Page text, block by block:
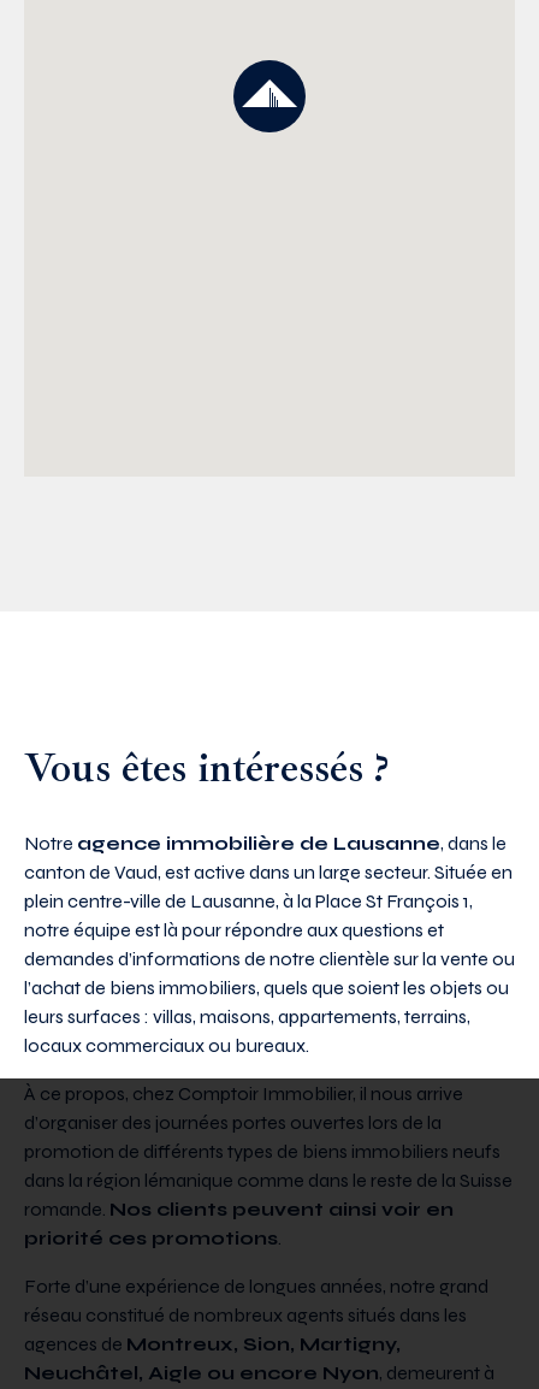
Vous êtes intéressés ?
Notre agence immobilière de Lausanne, dans le
canton de Vaud, est active dans un large secteur. Située en
plein centre-ville de Lausanne, à la Place St François 1,
notre équipe est là pour répondre aux questions et
demandes d’informations de notre clientèle sur la vente ou
l’achat de biens immobiliers, quels que soient les objets ou
leurs surfaces : villas, maisons, appartements, terrains,
locaux commerciaux ou bureaux.
À ce propos, chez Comptoir Immobilier, il nous arrive
d’organiser des journées portes ouvertes lors de la
promotion de différents types de biens immobiliers neufs
dans la région lémanique comme dans le reste de la Suisse
romande. Nos clients peuvent ainsi voir en
priorité ces promotions.
Forte d’une expérience de longues années, notre grand
réseau constitué de nombreux agents situés dans les
agences de Montreux, Sion, Martigny,
Neuchâtel, Aigle ou encore Nyon, demeurent à